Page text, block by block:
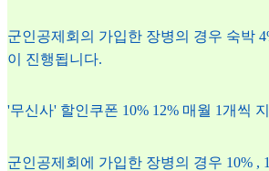
군인공제회의 가입한 장병의 경우 숙박
이 진행됩니다.
'무신사' 할인쿠폰 10% 12% 매월 1개씩
군인공제회에 가입한 장병의 경우 10% ,